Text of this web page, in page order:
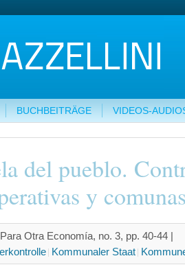
BUCHBEITRÄGE VIDEOS-
del pueblo.
y
Otra Economía, no. 3, pp. 40-44 |
Kommunaler Staat